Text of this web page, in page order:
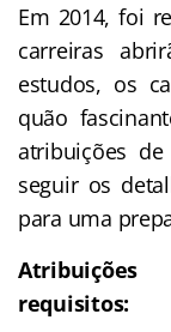
Em 2014, foi
carreiras
estudos, os
quão
atribuições
seguir os
para uma
requisitos: